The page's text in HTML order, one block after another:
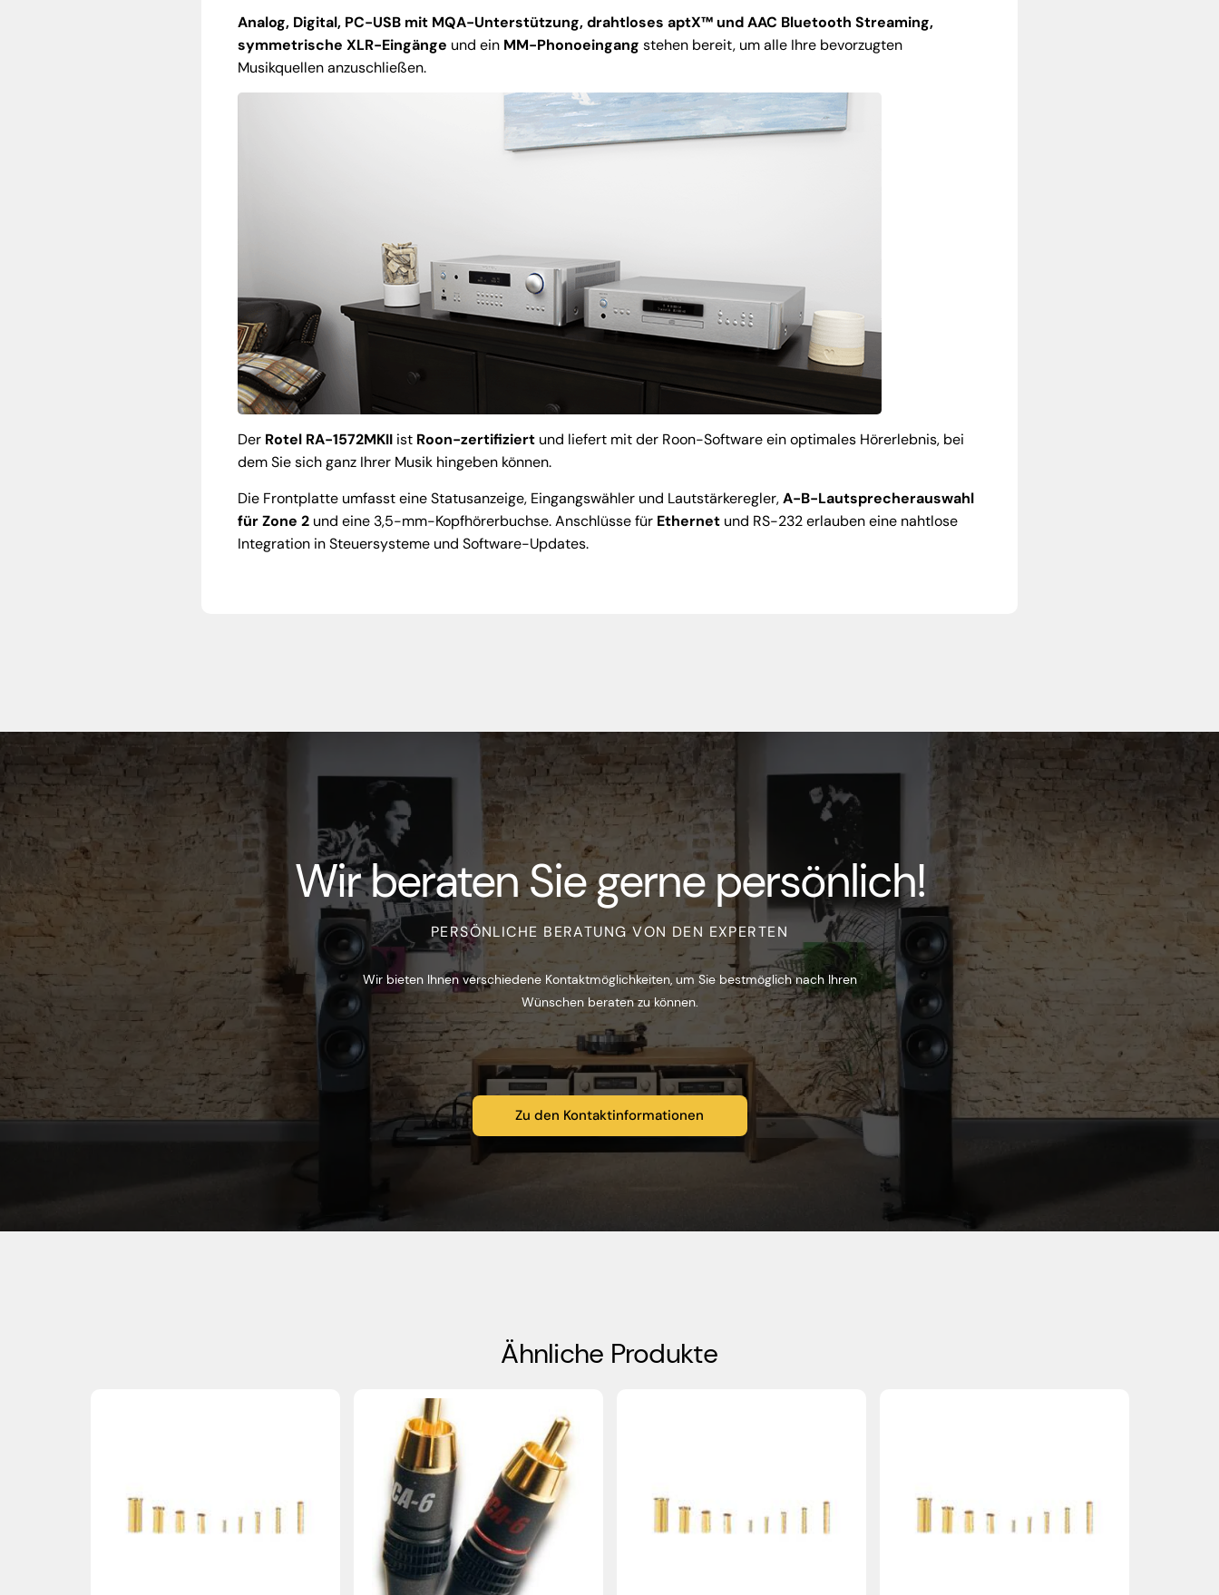
Analog, Digital, PC-USB mit MQA-Unterstützung, drahtloses aptX™ und AAC Bluetooth Streaming,
symmetrische XLR-Eingänge und ein MM-Phonoeingang stehen bereit, um alle Ihre bevorzugten
Musikquellen anzuschließen.
Der Rotel RA-1572MKII ist Roon-zertifiziert und liefert mit der Roon-Software ein optimales Hörerlebnis, bei
dem Sie sich ganz Ihrer Musik hingeben können.
Die Frontplatte umfasst eine Statusanzeige, Eingangswähler und Lautstärkeregler,A-B-Lautsprecherauswahl
für Zone 2 und eine 3,5-mm-Kopfhörerbuchse. Anschlüsse für Ethernet und RS-232 erlauben eine nahtlose
Integration in Steuersysteme und Software-Updates.
Wir beraten Sie gerne persönlich!
PERSÖNLICHE BERATUNG VON DEN EXPERTEN
Wir bieten Ihnen verschiedene Kontaktmöglichkeiten, um Sie bestmöglich nach Ihren
Wünschen beraten zu können.
Zu den Kontaktinformationen
Ähnliche Produkte